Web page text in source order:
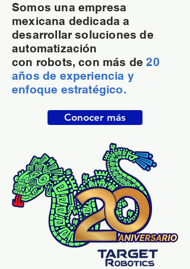
Somos una empresa
mexicana dedicada a
desarrollar soluciones de
automatización
con robots, con más de 20
años de experiencia y
enfoque estratégico.
Conocer más